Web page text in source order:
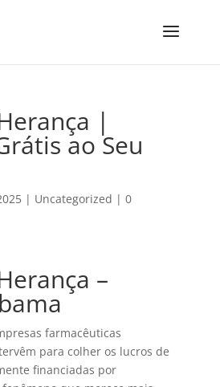
|
ao Seu
| Uncategorized | 0
–
farmacêuticas
para colher os lucros de
financiadas por